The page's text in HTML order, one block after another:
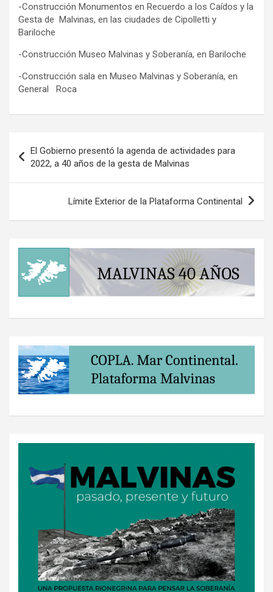
-Construcción Monumentos en Recuerdo a los Caídos y la
Gesta de Malvinas, en las ciudades de Cipolletti y
Bariloche
-Construcción Museo Malvinas y Soberanía, en Bariloche
-Construcción sala en Museo Malvinas y Soberanía, en
General Roca
de
entradas
El Gobierno presentó la agenda de actividades para
2022, a 40 años de la gesta de Malvinas
Límite Exterior de la Plataforma Continental